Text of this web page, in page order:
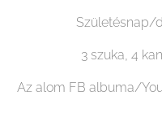
Születésnap/
3 szuka, 4
Az alom FB albuma/